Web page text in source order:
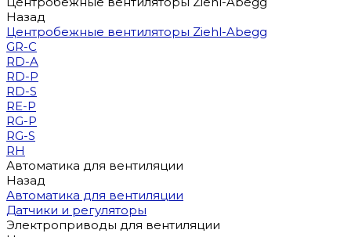
Назад
Центробежные вентиляторы Ziehl-Abegg
GR-C
RD-A
RD-P
RD-S
RE-P
RG-P
RG-S
RH
Автоматика для вентиляции
Назад
Автоматика для вентиляции
Датчики и регуляторы
Электроприводы для вентиляции